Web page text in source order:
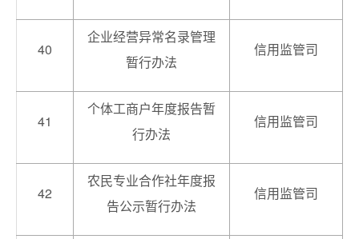
40
企业经营异常名录管理
暂行办法
信用监管司
41
个体工商户年度报告暂
行办法
信用监管司
42
农民专业合作社年度报
告公示暂行办法
信用监管司